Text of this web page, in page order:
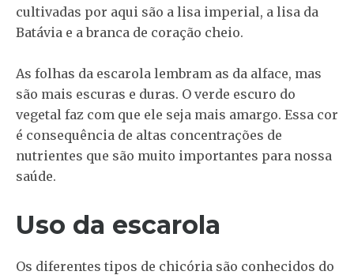
cultivadas por aqui são a lisa imperial, a lisa da
Batávia e a branca de coração cheio.
As folhas da escarola lembram as da alface, mas
são mais escuras e duras. O verde escuro do
vegetal faz com que ele seja mais amargo. Essa cor
é consequência de altas concentrações de
nutrientes que são muito importantes para nossa
saúde.
Uso da escarola
Os diferentes tipos de chicória são conhecidos do